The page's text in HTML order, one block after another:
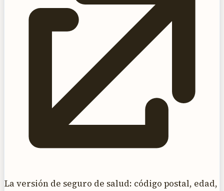
La versión de seguro de salud: código postal, edad,